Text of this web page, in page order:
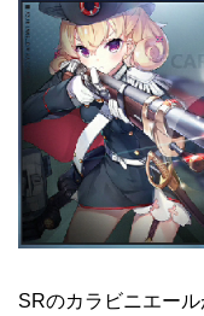
SRのカラビニエー